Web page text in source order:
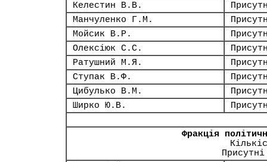
Келестин В.В.
Манчуленко Г.М.
Мойсик В.Р.
Олексіюк С.С.
Ратушний М.Я.
Ступак В.Ф.
Цибулько В.М.
Ширко Ю.В.
Фракція